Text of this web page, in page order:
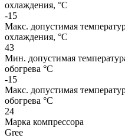
охлаждения, °С
-15
Макс. допустимая
охлаждения, °С
43
Мин. допустимая
обогрева °С
-15
Макс. допустимая
обогрева °С
24
Марка компрессора
Gree